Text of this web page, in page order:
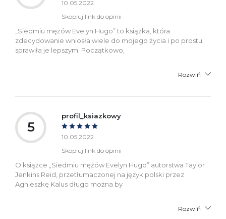
10.05.2022
Skopiuj link do opinii
„Siedmiu mężów Evelyn Hugo” to książka, która
zdecydowanie wniosła wiele do mojego życia i po prostu
sprawiła je lepszym. Początkowo,
Rozwiń
5
profil_ksiazkowy
10.05.2022
Skopiuj link do opinii
O książce „Siedmiu mężów Evelyn Hugo” autorstwa Taylor
Jenkins Reid, przetłumaczonej na język polski przez
Agnieszkę Kalus długo można by
Rozwiń